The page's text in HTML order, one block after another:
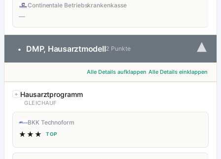
Continentale Betriebskrankenkasse
—
• DMP, Hausarztmodell2 Punkte ▾
Alle Details aufklappen Alle Details einklappen
Hausarztprogramm
GLEICHAUF
BKK Technoform
★★★ TOP